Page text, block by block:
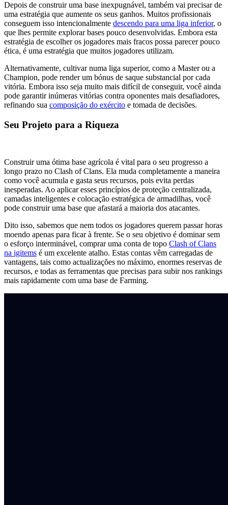
Depois de construir uma base inexpugnável, também vai precisar de
uma estratégia que aumente os seus ganhos. Muitos profissionais
conseguem isso intencionalmente descendo para uma liga inferior, o
que lhes permite explorar bases pouco desenvolvidas. Embora esta
estratégia de escolher os jogadores mais fracos possa parecer pouco
ética, é uma estratégia que muitos jogadores utilizam.
Alternativamente, cultivar numa liga superior, como a Master ou a
Champion, pode render um bónus de saque substancial por cada
vitória. Embora isso seja muito mais difícil de conseguir, você ainda
pode garantir inúmeras vitórias contra oponentes mais desafiadores,
refinando sua composição do exército e tomada de decisões.
Seu Projeto para a Riqueza
Construir uma ótima base agrícola é vital para o seu progresso a
longo prazo no Clash of Clans. Ela muda completamente a maneira
como você acumula e gasta seus recursos, pois evita perdas
inesperadas. Ao aplicar esses princípios de proteção centralizada,
camadas inteligentes e colocação estratégica de armadilhas, você
pode construir uma base que afastará a maioria dos atacantes.
Dito isso, sabemos que nem todos os jogadores querem passar horas
moendo apenas para ficar à frente. Se o seu objetivo é dominar sem
o esforço interminável, comprar uma conta de topo Clash of Clans
na igitems é um excelente atalho. Estas contas vêm carregadas de
vantagens, tais como actualizações no máximo, enormes reservas de
recursos, e todas as ferramentas que precisas para subir nos rankings
mais rapidamente com uma base de Farming.